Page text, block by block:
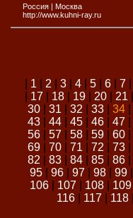
Россия | Москва
http://www.kuhni-ray.ru
1 2 3| 4| 5| 6| 7|
17| 18| 19| 20| 21
30| 31 32 33| 34|
43| 44| 45| 46| 47|
56| 57| 58| 59| 60|
69| 70| 71 72 73|
82
83| 84| 85| 86|
95| 96| 97| 98| 99|
106
107 108 109
116| 117| 118|